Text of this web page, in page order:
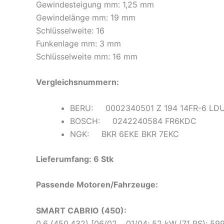
Gewindesteigung mm: 1,25 mm
Gewindelänge mm: 19 mm
Schlüsselweite: 16
Funkenlage mm: 3 mm
Schlüsselweite mm: 16 mm
Vergleichsnummern:
BERU: 0002340501 Z 194 14FR-6
BOSCH: 0242240584 FR6KDC
NGK: BKR 6EKE BKR 7EKC
Lieferumfang: 6 Stk
Passende Motoren/Fahrzeuge:
SMART CABRIO (450):